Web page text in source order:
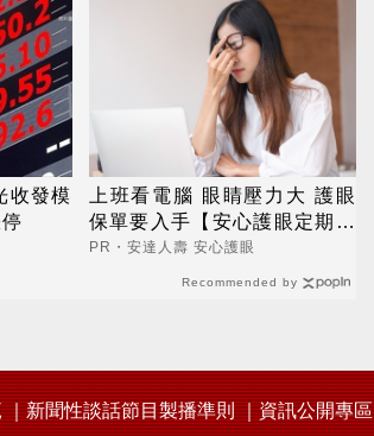
收發模
上班看電腦 眼睛壓力大 護眼
保單要入手【安心護眼定期眼
睛險】
PR・安達人壽 安心護眼
Recommended by
新聞性談話節目製播準則 資訊公開專區